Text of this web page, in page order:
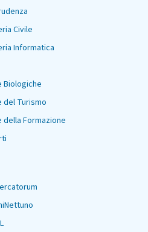
Civile
Informatica
Biologiche
del Turismo
della Formazione